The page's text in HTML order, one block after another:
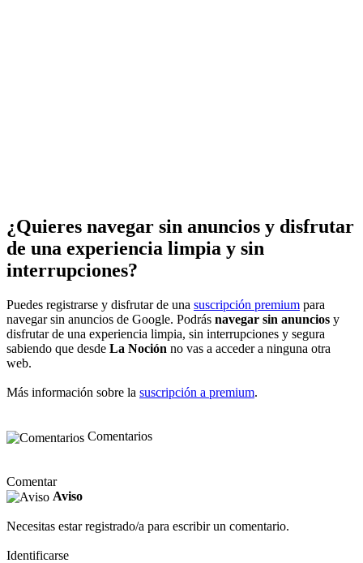
¿Quieres navegar sin anuncios y disfrutar
de una experiencia limpia y sin
interrupciones?
Puedes registrarse y disfrutar de una suscripción premium para
navegar sin anuncios de Google. Podrás navegar sin anuncios y
disfrutar de una experiencia limpia, sin interrupciones y segura
sabiendo que desde La Noción no vas a acceder a ninguna otra
web.
Más información sobre la suscripción a premium.
Comentarios
Comentar
Aviso
Necesitas estar registrado/a para escribir un comentario.
Identificarse